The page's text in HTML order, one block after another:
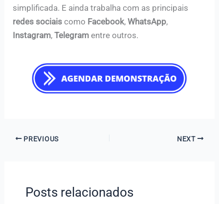
simplificada. E ainda trabalha com as principais
redes sociais como Facebook,WhatsApp,
Instagram,Telegramentre outros.
PREVIOUS NEXT
Posts relacionados